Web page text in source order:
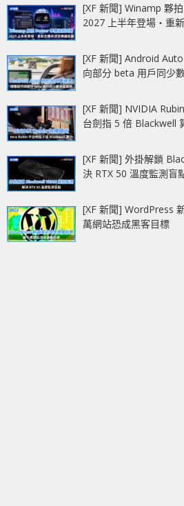
[XF 新聞] Winamp 夥
2027 上半年登場‧重
[XF 新聞] Android
向部分 beta 用戶同少
[XF 新聞] NVIDIA
台劍指 5 倍 Blackwell
[XF 新聞] 外掛解鎖
決 RTX 50 溫度監測盲
[XF 新聞] WordPress
萬網站恐成黑客目標